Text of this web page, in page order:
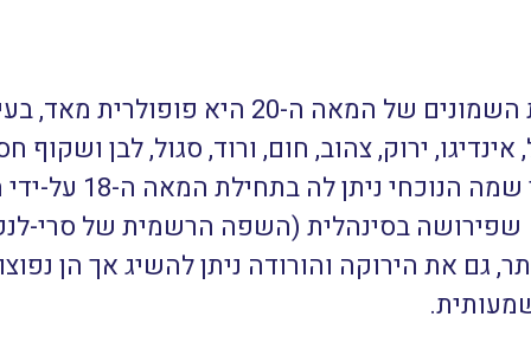
אבן יפהפיהו עוצמתית. החל משנות השמונים של
ירוק, צהוב, חום, ורוד, סגול, לבן
או יותר. היא
שפירושה בסינהלית (השפה הרשמית של סרי-
גם את הירוקה והורודה ניתן להשיג אך הן